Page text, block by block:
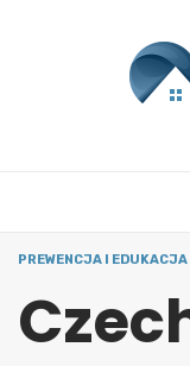
PREWENCJA I